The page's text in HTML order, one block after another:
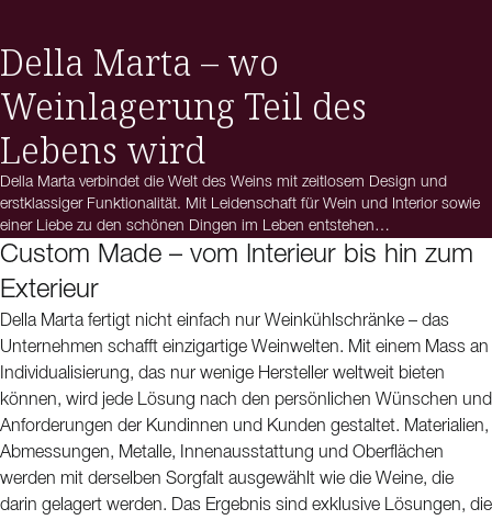
Della Marta – wo
Weinlagerung Teil des
Lebens wird
Della Marta verbindet die Welt des Weins mit zeitlosem Design und
erstklassiger Funktionalität. Mit Leidenschaft für Wein und Interior sowie
einer Liebe zu den schönen Dingen im Leben entstehen
Weinkühlschränke, die sowohl das Geschmackserlebnis als auch die
Küche gestalten, Ihr Restaurant mit professioneller Weinlagerung
ausstatten oder einen maßgeschneiderten Weinraum planen möchten –
für jede Umgebung gibt es die passende Lösung. Das Sortiment umfasst
wandhängende, freistehende und einbaufähige Modelle – mit der
Möglichkeit, das Design individuell nach Ihren Wünschen anzupassen.
Alle Weinkühlschränke sind so konzipiert, dass sie optimale
Bedingungen für Ihren Wein schaffen: konstante Temperatur, geringe
Vibrationen und die richtige Luftfeuchtigkeit – ideal sowohl für den
unmittelbaren Genuss als auch für die langfristige Lagerung. Das klare,
stilvolle Design fügt sich nahtlos in moderne Wohnräume ebenso wie in
Custom Made – vom Interieur bis hin zum
Exterieur
Della Marta fertigt nicht einfach nur Weinkühlschränke – das
Unternehmen schafft einzigartige Weinwelten. Mit einem Mass an
Individualisierung, das nur wenige Hersteller weltweit bieten
können, wird jede Lösung nach den persönlichen Wünschen und
Anforderungen der Kundinnen und Kunden gestaltet. Materialien,
Abmessungen, Metalle, Innenausstattung und Oberflächen
werden mit derselben Sorgfalt ausgewählt wie die Weine, die
darin gelagert werden. Das Ergebnis sind exklusive Lösungen, die